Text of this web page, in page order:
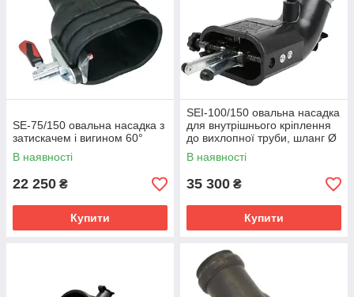
Подвійні насадки (позиціонери): Для автомобілів із
двома вихлопними трубами.
Конструктивні особливості
Висока термостійкість:
Матеріали розраховані на
контакт з гарячим металом та вихлопними газами.
Тип з'єднання:
Найчастіше працюють у парі з
високотемпературним шлангом діаметром від 75 до
регульованим затискачам, одна насадка може
ТАБЛИЦЯ РОЗМІРІВ ШЛАНГУ
SE-75/150 овальна насадка з
затискачем і вигином 60°
В наявності
22 250 ₴
Купити
SEI-100/150 овальна насадка
для внутрішнього кріплення
до вихлопної труби, шланг Ø
100 мм
В наявності
35 300 ₴
Купити